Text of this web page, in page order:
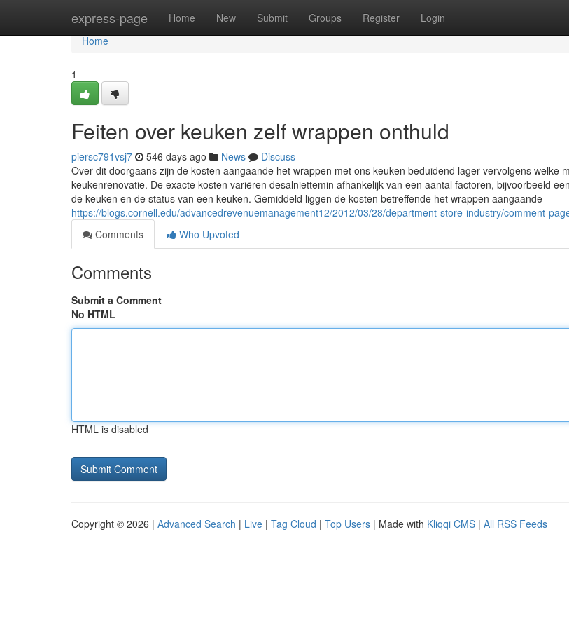
express-page Home New Submit Groups Register Login
Home
Home
1
Feiten over keuken zelf wrappen onthuld
piersc791vsj7 546 days ago News
Discuss
Over dit doorgaans zijn de kosten aangaande het wrappen met ons keuken beduidend lager vervolgens welke
keukenrenovatie. De exacte kosten variëren desalniettemin afhankelijk van een aantal factoren, bijvoorbeeld
de keuken en de status van een keuken. Gemiddeld liggen de kosten betreffende het wrappen aangaande
https://blogs.cornell.edu/advancedrevenuemanagement12/2012/03/28/department-store-industry/comment-
Comments
Who Upvoted
Comments
Submit a Comment
No HTML
HTML is disabled
Copyright © 2026 | Advanced Search | Live | Tag Cloud | Top Users | Made with Kliqqi CMS | All RSS Feeds